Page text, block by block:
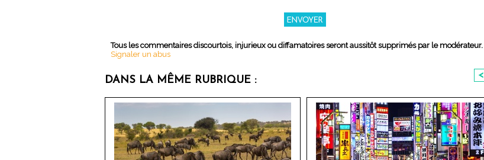
Tous les commentaires discourtois, injurieux ou diffamatoires seront aussitôt supprimés par le modérateur.
Signaler un abus
DANS LA MÊME RUBRIQUE : <